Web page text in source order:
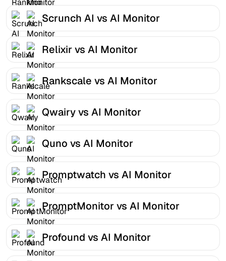
Scrunch AI vs AI Monitor
Relixir vs AI Monitor
Rankscale vs AI Monitor
Qwairy vs AI Monitor
Quno vs AI Monitor
Promptwatch vs AI Monitor
PromptMonitor vs AI Monitor
Profound vs AI Monitor